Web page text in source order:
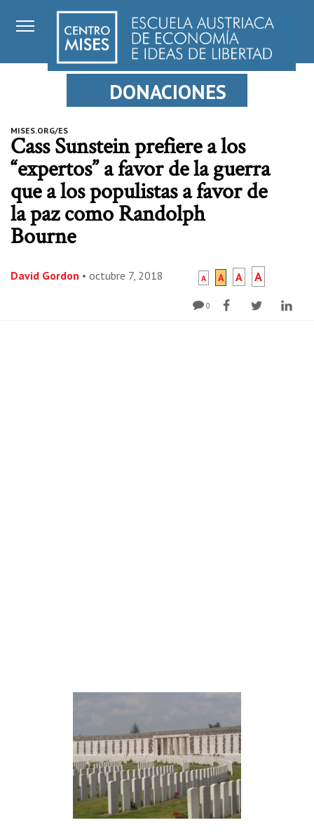
DONACIONES
MISES.ORG/ES
Cass Sunstein prefiere a los
“expertos” a favor de la guerra
que a los populistas a favor de
la paz como Randolph
Bourne
David Gordon • octubre 7, 2018 A A A A
0